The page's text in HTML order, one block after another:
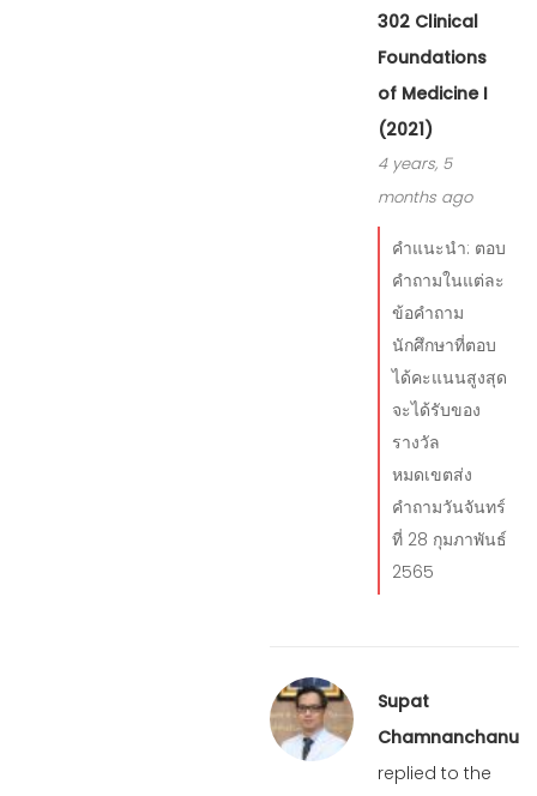
302 Clinical
Foundations
of Medicine I
(2021)
4 years, 5
months ago
คำแนะนำ: ตอบ
คำถามในแต่ละ
ข้อคำถาม
นักศึกษาที่ตอบ
ได้คะแนนสูงสุด
จะได้รับของ
รางวัล
หมดเขตส่ง
คำถามวันจันทร์
ที่ 28 กุมภาพันธ์
2565
Supat
Chamnanchanunt
replied to the